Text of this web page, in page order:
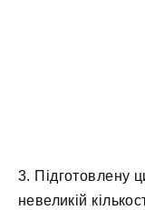
3. Підготовлену
невеликій